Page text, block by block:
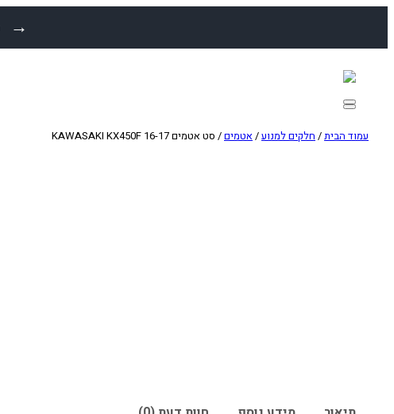
→
עמוד הבית/ חלקים למנוע/אטמים/ סט אטמים KAWASAKI KX450F 16-17